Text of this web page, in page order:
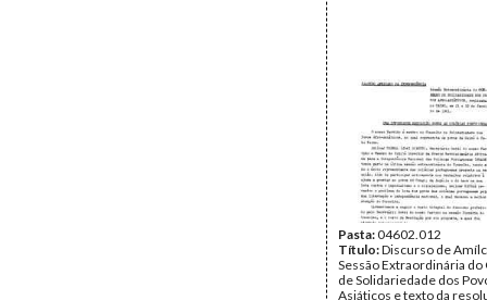
Pasta:04602.012
Título:Discurso de
Sessão Extraordinária do
de Solidariedade dos
Asiáticos e texto da